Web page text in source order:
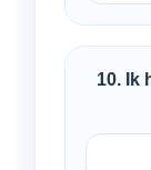
10. Ik